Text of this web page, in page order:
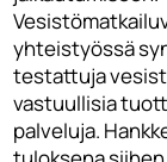
yhteistyössä
testattuja
vastuullisia
palveluja.